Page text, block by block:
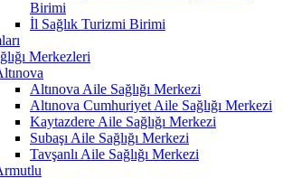
Birimi
İl Sağlık Turizmi Birimi
Merkezleri
Altınova Aile Sağlığı Merkezi
Altınova Cumhuriyet Aile Sağlığı Merkezi
Kaytazdere Aile Sağlığı Merkezi
Subaşı Aile Sağlığı Merkezi
Tavşanlı Aile Sağlığı Merkezi